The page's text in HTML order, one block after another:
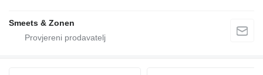
Smeets & Zonen